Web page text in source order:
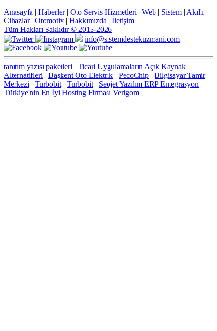
Anasayfa | Haberler| Oto Servis Hizmetleri | Web | Sistem | Akıllı
Cihazlar| Otomotiv | Hakkımızda | İletişim
Tüm Hakları Saklıdır © 2013-2026
info@sistemdestekuzmani.com
tanıtım yazısı paketleri
Ticari Uygulamaların Açık Kaynak
Alternatifleri
Başkent Oto Elektrik PecoChip
Bilgisayar Tamir
Merkezi
Turbobit Turbobit
Seojet Yazılım ERP Entegrasyon
Türkiye'nin En İyi Hosting Firması Verigom